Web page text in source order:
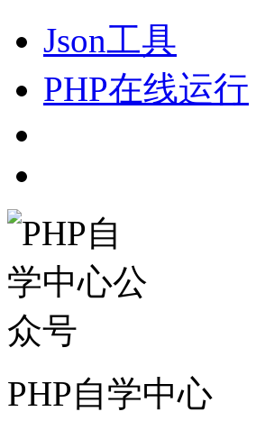
Json工具
PHP在线运行
PHP自学中心